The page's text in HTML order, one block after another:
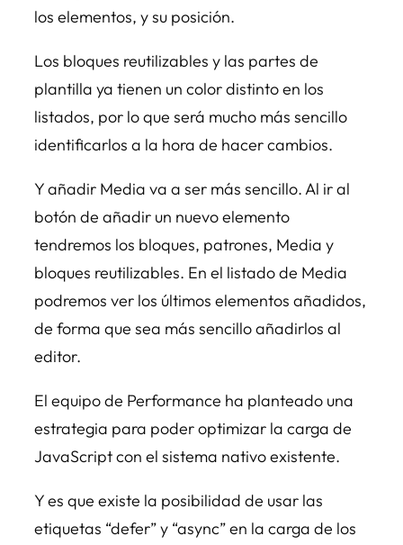
los elementos, y su posición.
Los bloques reutilizables y las partes de
plantilla ya tienen un color distinto en los
listados, por lo que será mucho más sencillo
identificarlos a la hora de hacer cambios.
Y añadir Media va a ser más sencillo. Al ir al
botón de añadir un nuevo elemento
tendremos los bloques, patrones, Media y
bloques reutilizables. En el listado de Media
podremos ver los últimos elementos añadidos,
de forma que sea más sencillo añadirlos al
editor.
El equipo de Performance ha planteado una
estrategia para poder optimizar la carga de
JavaScript con el sistema nativo existente.
Y es que existe la posibilidad de usar las
etiquetas “defer” y “async” en la carga de los